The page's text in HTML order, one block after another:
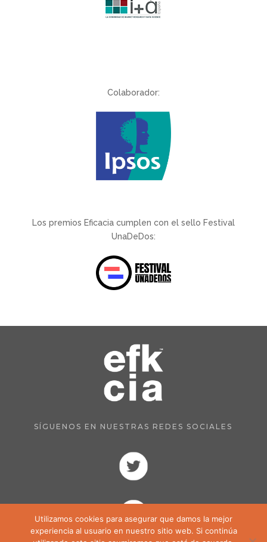
Colaborador:
Los premios Eficacia cumplen con el sello Festival
UnaDeDos:
SÍGUENOS EN NUESTRAS REDES SOCIALES
Utilizamos cookies para asegurar que damos la mejor
experiencia al usuario en nuestro sitio web. Si continúa